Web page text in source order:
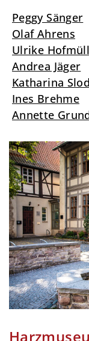
Peggy Sänger
Olaf Ahrens
Ulrike
Andrea Jäger
Katharina
Ines Brehme
Annette